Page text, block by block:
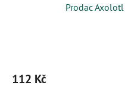
Prodac
112 Kč